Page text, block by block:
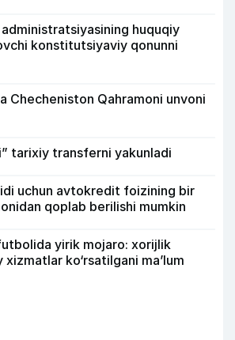
huquqiy
konstitutsiyaviy qonunni
Checheniston Qahramoni unvoni
tarixiy transferni yakunladi
uchun avtokredit foizining bir
qoplab berilishi mumkin
yirik mojaro: xorijlik
xizmatlar ko‘rsatilgani ma’lum